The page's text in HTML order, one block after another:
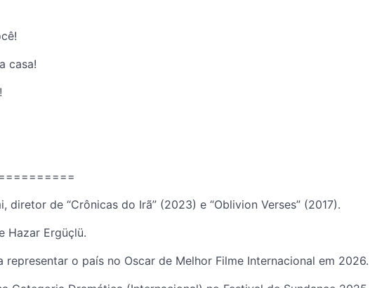
casa!
diretor de “Crônicas do Irã” (2023) e “Oblivion Verses” (2017).
Hazar Ergüçlü.
representar o país no Oscar de Melhor Filme Internacional em 2026.